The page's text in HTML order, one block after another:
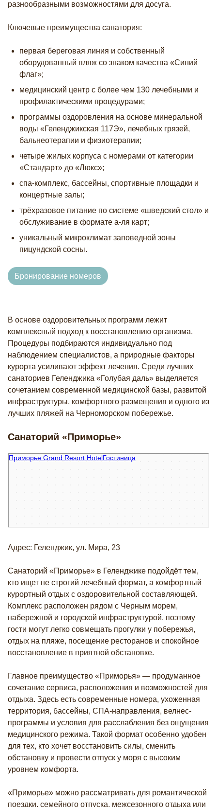
разнообразными возможностями для досуга.
Ключевые преимущества санатория:
первая береговая линия и собственный
оборудованный пляж со знаком качества «Синий
флаг»;
медицинский центр с более чем 130 лечебными и
профилактическими процедурами;
программы оздоровления на основе минеральной
воды «Геленджикская 117Э», лечебных грязей,
бальнеотерапии и физиотерапии;
четыре жилых корпуса с номерами от категории
«Стандарт» до «Люкс»;
спа-комплекс, бассейны, спортивные площадки и
концертные залы;
трёхразовое питание по системе «шведский стол» и
обслуживание в формате а-ля карт;
уникальный микроклимат заповедной зоны
пицундской сосны.
Бронирование номеров
В основе оздоровительных программ лежит
комплексный подход к восстановлению организма.
Процедуры подбираются индивидуально под
наблюдением специалистов, а природные факторы
курорта усиливают эффект лечения. Среди лучших
санаториев Геленджика «Голубая даль» выделяется
сочетанием современной медицинской базы, развитой
инфраструктуры, комфортного размещения и одного из
лучших пляжей на Черноморском побережье.
Санаторий «Приморье»
Приморье Grand Resort Hotel
Гостиница в Геленджике
Адрес: Геленджик, ул. Мира, 23
Санаторий «Приморье» в Геленджике подойдёт тем,
кто ищет не строгий лечебный формат, а комфортный
курортный отдых с оздоровительной составляющей.
Комплекс расположен рядом с Черным морем,
набережной и городской инфраструктурой, поэтому
гости могут легко совмещать прогулки у побережья,
отдых на пляже, посещение ресторанов и спокойное
восстановление в приятной обстановке.
Главное преимущество «Приморья» — продуманное
сочетание сервиса, расположения и возможностей для
отдыха. Здесь есть современные номера, ухоженная
территория, бассейны, СПА-направления, велнес-
программы и условия для расслабления без ощущения
медицинского режима. Такой формат особенно удобен
для тех, кто хочет восстановить силы, сменить
обстановку и провести отпуск у моря с высоким
уровнем комфорта.
«Приморье» можно рассматривать для романтической
поездки, семейного отпуска, межсезонного отдыха или